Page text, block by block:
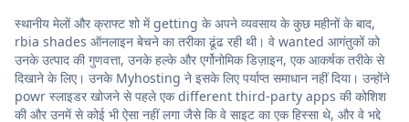
स्थानीय मेलों और क्राफ्ट शो में getting के अपने व्यवसाय के कुछ महीनों के बाद,
rbia shades ऑनलाइन बेचने का तरीका ढूंढ रही थी। वे wanted आगंतुकों को
उनके उत्पाद की गुणवत्ता, उनके हल्के और एर्गोनोमिक डिज़ाइन, एक आकर्षक तरीके से
दिखाने के लिए। उनके Myhosting ने इसके लिए पर्याप्त समाधान नहीं दिया। उन्होंने
powr स्लाइडर खोजने से पहले एक different third-party apps की कोशिश
की और उनमें से कोई भी ऐसा नहीं लगा जैसे कि वे साइट का एक हिस्सा थे, और वे भद्दे